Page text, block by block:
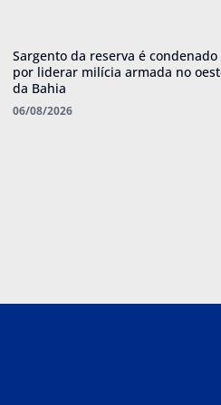
Sargento da reserva é condenado
por liderar milícia armada no
da Bahia
06/08/2026